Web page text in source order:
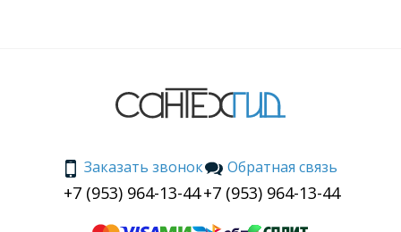
Заказать звонок
+7 (953) 964-13-44
Обратная связь
+7 (953) 964-13-44